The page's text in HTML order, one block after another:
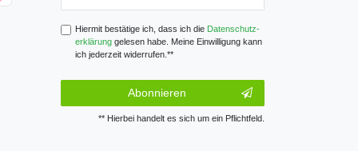
Hiermit bestätige ich, dass ich die Daten­schutz­
erklärunggelesen habe. Meine Einwilligung kann
ich jederzeit widerrufen.**
Abonnieren
** Hierbei handelt es sich um ein Pflichtfeld.